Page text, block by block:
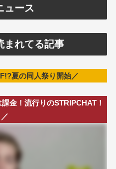
ュース
まれてる記事
夏の同人祭り開始／
金！流行りのSTRIPCHAT！
／